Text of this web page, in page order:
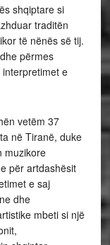
shqiptare si
traditën
të nënës së tij.
përmes
e
vetëm 37
në Tiranë, duke
muzikore
për artdashësit
e saj
dhe
mbeti si një